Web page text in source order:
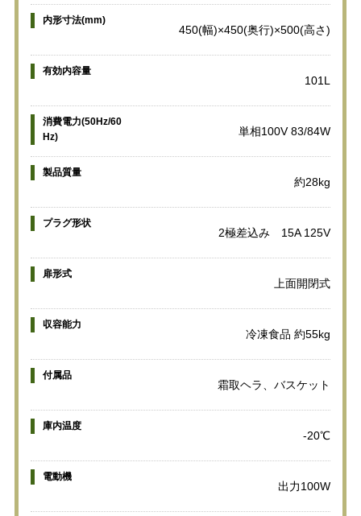
内形寸法(mm)
450(幅)×450(奥行)×500(高さ)
有効内容量
101L
消費電力(50Hz/60
Hz)
単相100V 83/84W
製品質量
約28kg
プラグ形状
2極差込み 15A 125V
扉形式
上面開閉式
収容能力
冷凍食品 約55kg
付属品
霜取ヘラ、バスケット
庫内温度
-20℃
電動機
出力100W